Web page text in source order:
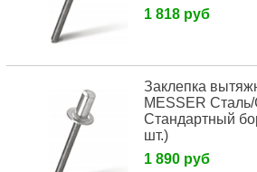
1 818 руб
Заклепка
MESSER
Стандартный
шт.)
1 890 руб